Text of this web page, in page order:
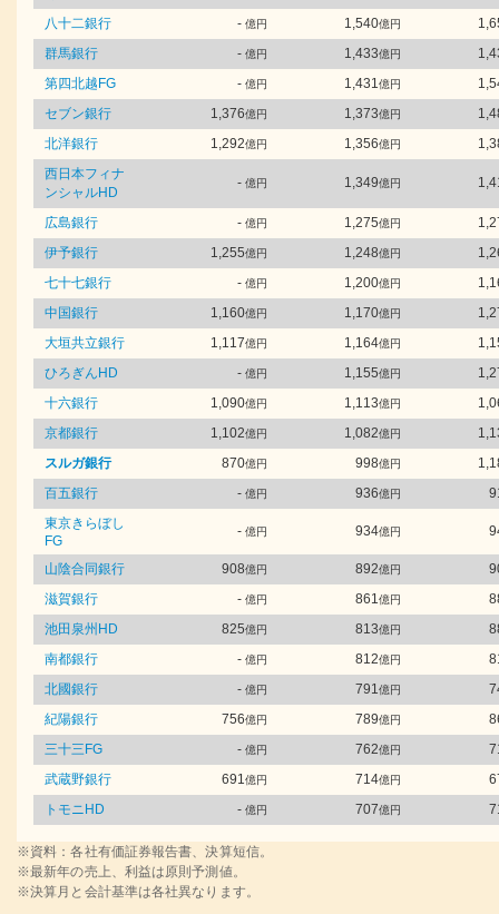
八十二銀行
- 億円 1,540億円
群馬銀行
- 億円 1,433億円
第四北越FG
- 億円 1,431億円
セブン銀行
1,376億円 1,373億円
北洋銀行
1,292億円 1,356億円
西日本フィナ
ンシャルHD
- 億円 1,349億円
広島銀行 - 億円 1,275億円
伊予銀行
1,255億円 1,248億円
七十七銀行
- 億円 1,200億円
中国銀行
1,160億円 1,170億円
大垣共立銀行
1,117億円 1,164億円
ひろぎんHD
- 億円 1,155億円
十六銀行
1,090億円 1,113億円
京都銀行
1,102億円 1,082億円
スルガ銀行
870億円 998億円
百五銀行
- 億円 936億円
東京きらぼし
FG
- 億円 934億円
山陰合同銀行 908億円 892億円
滋賀銀行
- 億円 861億円
池田泉州HD
825億円 813億円
南都銀行
- 億円 812億円
北國銀行
- 億円 791億円
紀陽銀行
756億円 789億円
三十三FG
- 億円 762億円
武蔵野銀行
691億円 714億円
トモニHD
- 億円 707億円
※資料：各社有価証券報告書、決算短信。
※最新年の売上、利益は原則予測値。
※決算月と会計基準は各社異なります。